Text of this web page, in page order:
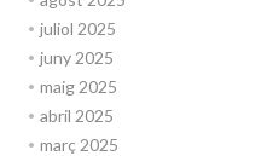
juliol 2025
juny 2025
maig 2025
abril 2025
març 2025